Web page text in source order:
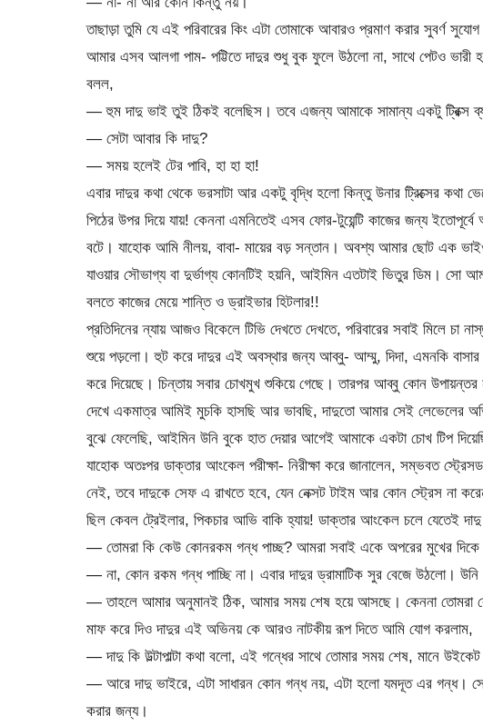
তাছাড়া তুমি যে এই পরিবারের কিং এটা তোমাকে আবারও প্রমাণ করার সুবর্ণ
আমার এসব আলগা পাম- পট্টিতে দাদুর শুধু বুক ফুলে উঠলো না, সাথে পেটও ভারী
বলল,
— হুম দাদু ভাই তুই ঠিকই বলেছিস। তবে এজন্য আমাকে সামান্য একটু ট্রিক্স
— সেটা আবার কি দাদু?
— সময় হলেই টের পাবি, হা হা হা!
এবার দাদুর কথা থেকে ভরসাটা আর একটু বৃদ্ধি হলো কিন্তু উনার ট্রিক্সের কথা
পিঠের উপর দিয়ে যায়! কেননা এমনিতেই এসব ফোর-টুয়েন্টি কাজের জন্য
বটে। যাহোক আমি নীলয়, বাবা- মায়ের বড় সন্তান। অবশ্য আমার ছোট এক
যাওয়ার সৌভাগ্য বা দুর্ভাগ্য কোনটিই হয়নি, আইমিন এতটাই ভিতুর ডিম। সো
বলতে কাজের মেয়ে শান্তি ও ড্রাইভার হিটলার!!
প্রতিদিনের ন্যায় আজও বিকেলে টিভি দেখতে দেখতে, পরিবারের সবাই মিলে চা
শুয়ে পড়লো। হুট করে দাদুর এই অবস্থার জন্য আব্বু- আম্মু, দিদা, এমনকি বাসার
করে দিয়েছে। চিন্তায় সবার চোখমুখ শুকিয়ে গেছে। তারপর আব্বু কোন
দেখে একমাত্র আমিই মুচকি হাসছি আর ভাবছি, দাদুতো আমার সেই লেভেলের
বুঝে ফেলেছি, আইমিন উনি বুকে হাত দেয়ার আগেই আমাকে‌ একটা চোখ টিপ
যাহোক অতঃপর ডাক্তার আংকেল পরীক্ষা- নিরীক্ষা করে জানালেন, সম্ভবত
নেই, তবে দাদুকে সেফ এ রাখতে হবে, যেন নেক্সট টাইম আর কোন স্ট্রেস না
ছিল কেবল ট্রেইলার, পিকচার আভি বাকি হ্যায়! ডাক্তার আংকেল চলে যেতেই দাদু
— তোমরা কি কেউ কোনরকম গন্ধ পাচ্ছ? আমরা সবাই একে অপরের মুখের দিকে
— না, কোন রকম গন্ধ পাচ্ছি না। এবার দাদুর ড্রামাটিক সুর বেজে উঠলো।
— তাহলে আমার অনুমানই ঠিক, আমার সময় শেষ হয়ে আসছে। কেননা তোমরা
মাফ করে দিও দাদুর এই অভিনয় কে আরও নাটকীয় রূপ দিতে আমি যোগ করলাম,
— দাদু কি উল্টাপাল্টা কথা বলো, এই গন্ধের সাথে তোমার সময় শেষ, মানে
— আরে দাদু ভাইরে, এটা সাধারন কোন গন্ধ নয়, এটা হলো যমদূত এর গন্ধ। সে
করার জন্য।